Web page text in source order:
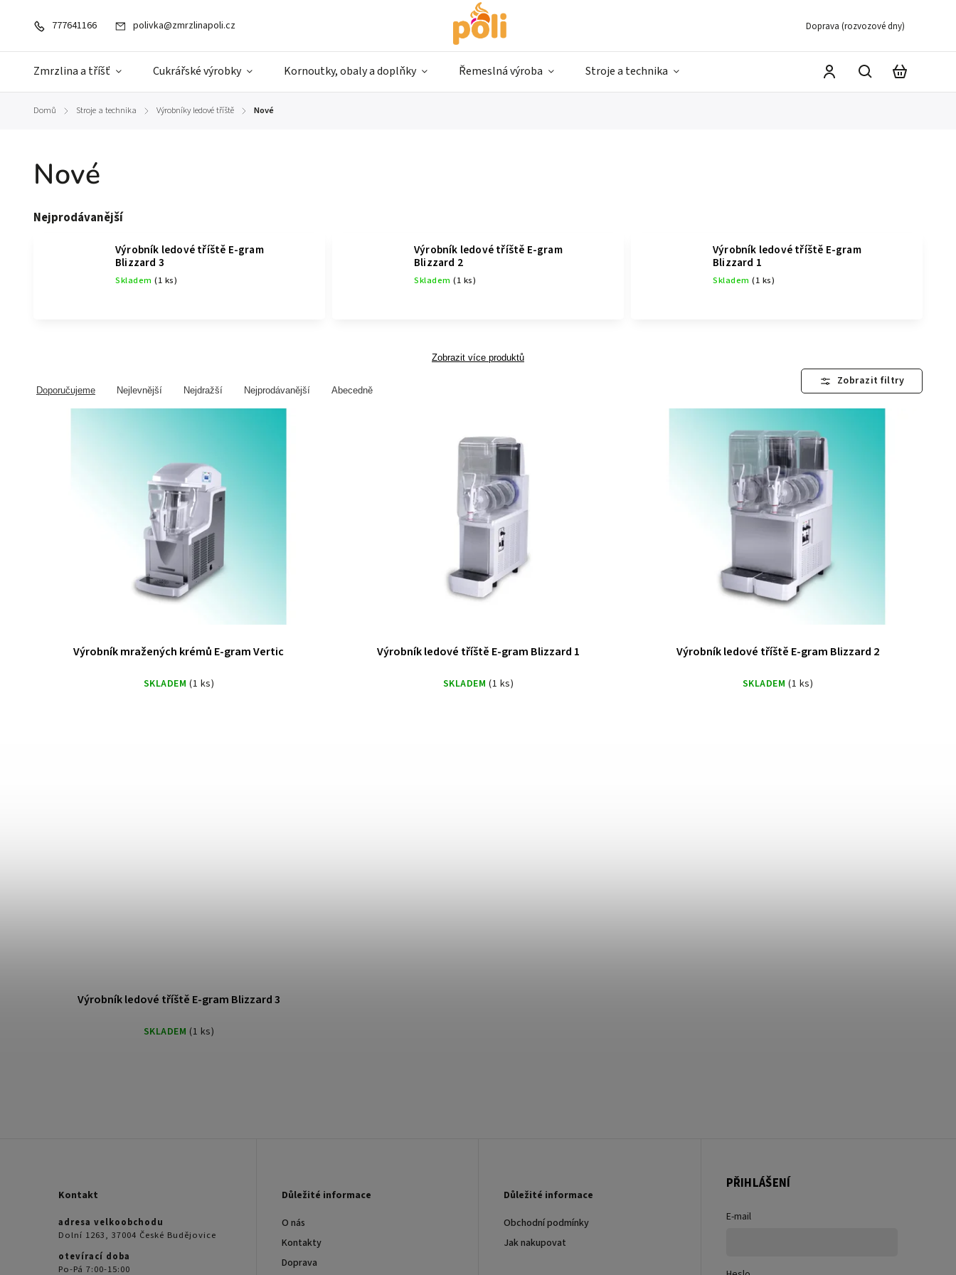
777641166 polivka@zmrzlinapoli.cz Doprava (rozvozové dny)
Zmrzlina a tříšť Cukrářské výrobky Kornoutky, obaly a doplňky Řemeslná výroba Stroje a technika
Domů / Stroje a technika / Výrobníky ledové tříště / Nové
Nové
Nejprodávanější
Výrobník ledové tříště E-gram
Blizzard 3
Skladem (1 ks)
Výrobník ledové tříště E-gram
Blizzard 2
Skladem (1 ks)
Výrobník ledové tříště E-gram
Blizzard 1
Skladem (1 ks)
Zobrazit více produktů
Doporučujeme Nejlevnější Nejdražší Nejprodávanější Abecedně
Výrobník mražených krémů E-gram Vertic
SKLADEM (1 ks)
Výrobník ledové tříště E-gram Blizzard 1
SKLADEM (1 ks)
Výrobník ledové tříště E-gram Blizzard 2
SKLADEM (1 ks)
Výrobník ledové tříště E-gram Blizzard 3
SKLADEM (1 ks)
Kontakt
adresa velkoobchodu
Dolní 1263, 37004 České Budějovice
otevírací doba
Po-Pá 7:00-15:00
Důležité informace
O nás
Kontakty
Doprava
Důležité informace
Obchodní podmínky
Jak nakupovat
PŘIHLÁŠENÍ
E-mail